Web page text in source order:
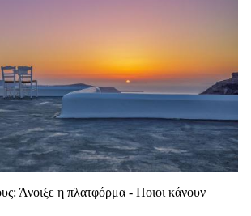
Άνοιξε η πλατφόρμα - Ποιοι κάνουν